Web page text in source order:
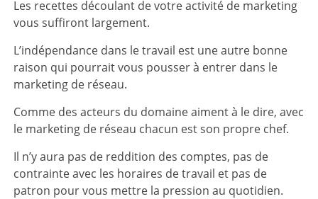
Les recettes découlant de votre activité de marketing
vous suffiront largement.
L’indépendance dans le travail est une autre bonne
raison qui pourrait vous pousser à entrer dans le
marketing de réseau.
Comme des acteurs du domaine aiment à le dire, avec
le marketing de réseau chacun est son propre chef.
Il n’y aura pas de reddition des comptes, pas de
contrainte avec les horaires de travail et pas de
patron pour vous mettre la pression au quotidien.